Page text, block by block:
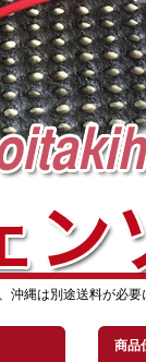
縄は別途送料が必要
商品